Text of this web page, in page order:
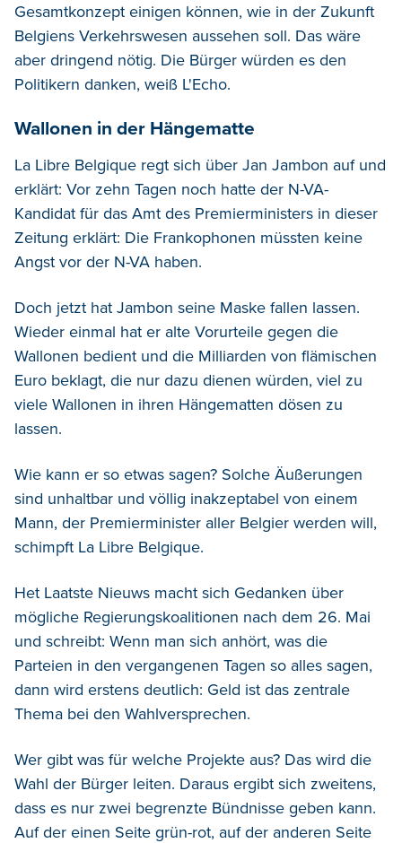
Gesamtkonzept einigen können, wie in der Zukunft
Belgiens Verkehrswesen aussehen soll. Das wäre
aber dringend nötig. Die Bürger würden es den
Politikern danken, weiß L'Echo.
Wallonen in der Hängematte
La Libre Belgique regt sich über Jan Jambon auf und
erklärt: Vor zehn Tagen noch hatte der N-VA-
Kandidat für das Amt des Premierministers in dieser
Zeitung erklärt: Die Frankophonen müssten keine
Angst vor der N-VA haben.
Doch jetzt hat Jambon seine Maske fallen lassen.
Wieder einmal hat er alte Vorurteile gegen die
Wallonen bedient und die Milliarden von flämischen
Euro beklagt, die nur dazu dienen würden, viel zu
viele Wallonen in ihren Hängematten dösen zu
lassen.
Wie kann er so etwas sagen? Solche Äußerungen
sind unhaltbar und völlig inakzeptabel von einem
Mann, der Premierminister aller Belgier werden will,
schimpft La Libre Belgique.
Het Laatste Nieuws macht sich Gedanken über
mögliche Regierungskoalitionen nach dem 26. Mai
und schreibt: Wenn man sich anhört, was die
Parteien in den vergangenen Tagen so alles sagen,
dann wird erstens deutlich: Geld ist das zentrale
Thema bei den Wahlversprechen.
Wer gibt was für welche Projekte aus? Das wird die
Wahl der Bürger leiten. Daraus ergibt sich zweitens,
dass es nur zwei begrenzte Bündnisse geben kann.
Auf der einen Seite grün-rot, auf der anderen Seite